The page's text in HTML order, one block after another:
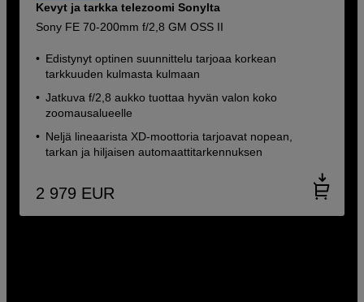
Kevyt ja tarkka telezoomi Sonylta
Sony FE 70-200mm f/2,8 GM OSS II
Edistynyt optinen suunnittelu tarjoaa korkean
tarkkuuden kulmasta kulmaan
Jatkuva f/2,8 aukko tuottaa hyvän valon koko
zoomausalueelle
Neljä lineaarista XD-moottoria tarjoavat nopean,
tarkan ja hiljaisen automaattitarkennuksen
2 979 EUR